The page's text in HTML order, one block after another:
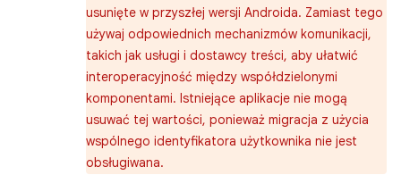
usunięte w przyszłej wersji Androida. Zamiast tego
używaj odpowiednich mechanizmów komunikacji,
takich jak usługi i dostawcy treści, aby ułatwić
interoperacyjność między współdzielonymi
komponentami. Istniejące aplikacje nie mogą
usuwać tej wartości, ponieważ migracja z użycia
wspólnego identyfikatora użytkownika nie jest
obsługiwana.